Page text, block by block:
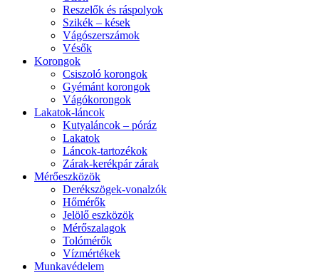
Reszelők és ráspolyok
Szikék – kések
Vágószerszámok
Vésők
Korongok
Csiszoló korongok
Gyémánt korongok
Vágókorongok
Lakatok-láncok
Kutyaláncok – póráz
Lakatok
Láncok-tartozékok
Zárak-kerékpár zárak
Mérőeszközök
Derékszögek-vonalzók
Hőmérők
Jelölő eszközök
Mérőszalagok
Tolómérők
Vízmértékek
Munkavédelem